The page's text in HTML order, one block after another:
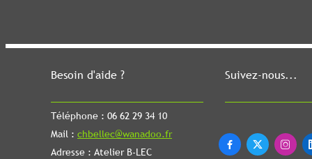
Besoin d'aide ?
Téléphone : 06 62 29 34 10
Mail : chbellec@wanadoo.fr
Adresse : Atelier B-LEC
Suivez-nous...
  